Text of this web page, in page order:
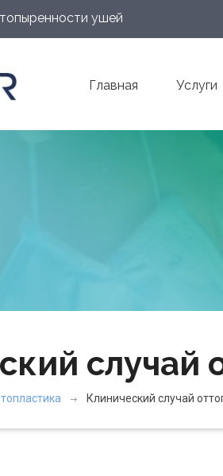
ушей
Главная Услуги
случай
Клинический случай